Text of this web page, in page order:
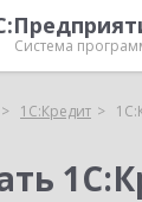
Система
1С:Кредит